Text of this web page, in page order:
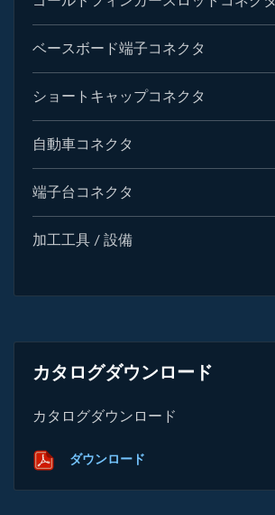
ベースボード端子コネクタ
ショートキャップコネクタ
自動車コネクタ
端子台コネクタ
加工工具 / 設備
カタログダウンロード
カタログダウンロード
ダウンロード